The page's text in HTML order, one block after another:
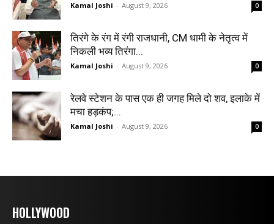
Kamal Joshi - August 9, 2026 0
तिरंगे के रंग में रंगी राजधानी, CM धामी के नेतृत्व में
निकली भव्य तिरंगा...
Kamal Joshi - August 9, 2026 0
रेलवे स्टेशन के पास एक ही जगह मिले दो शव, इलाके में
मचा हड़कंप;...
Kamal Joshi - August 9, 2026 0
HOLLYWOOD